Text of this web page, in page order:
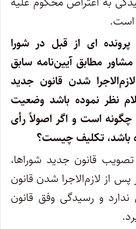
است.
پرونده ای از قبل در شورا
مطابق آیین‌نامه سابق
شدن قانون جدید
نظر نموده باشد وضعیت
چگونه است و اگر اصولاً رأی
باشد، تکلیف چیست؟
قانون جدید شوراها،
از لازم‌الاجرا شدن قانون
ندارد و رسیدگی وفق قانون